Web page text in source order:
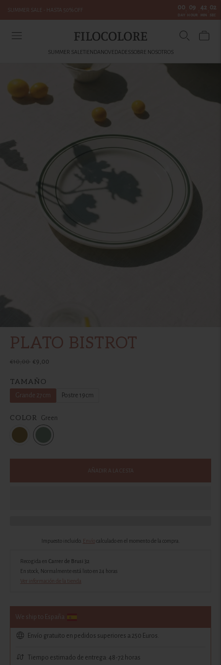
SUMMER SALE - HASTA 50% OFF 00
DAY
: 09
HOUR
: 42
MIN
: 02
SEC
FILOCOLORE
SUMMER SALETIENDANOVEDADESSOBRE NOSOTROS
PLATO BISTROT
€10,00Precio
€9,00
TAMAÑO
Grande 27cm Postre 19cm
COLOR Green
AÑADIR A LA CESTA
Impuesto incluido. Envíocalculado en el momento de la compra.
Recogida en Carrer de Brusi 32
En stock, Normalmente está listo en 24 horas
Ver información de la tienda
We ship to España
Envío gratuito en pedidos superiores a 250 Euros.
Tiempo estimado de entrega: 48-72 horas